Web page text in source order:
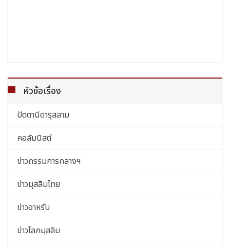
หัวข้อเรื่อง
ปัตตานีดารุสลาม
คอลัมนิสต์
ข่าวกรรมการกลางฯ
ข่าวมุสลิมไทย
ข่าวอาหรับ
ข่าวโลกมุสลิม